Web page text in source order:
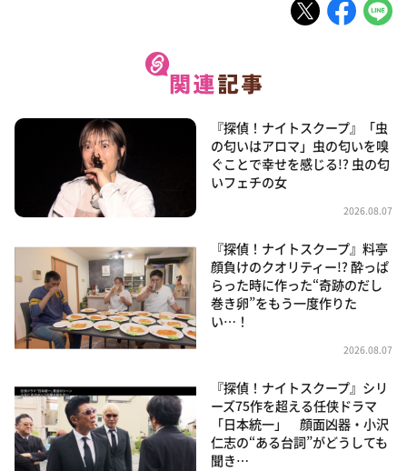
『探偵！ナイトスクープ』「虫
の匂いはアロマ」虫の匂いを嗅
ぐことで幸せを感じる!? 虫の匂
いフェチの女
2026.08.07
『探偵！ナイトスクープ』料亭
顔負けのクオリティー!? 酔っぱ
らった時に作った“奇跡のだし
巻き卵”をもう一度作りた
い…！
2026.08.07
『探偵！ナイトスクープ』シリ
ーズ75作を超える任侠ドラマ
「日本統一」 顔面凶器・小沢
仁志の“ある台詞”がどうしても
聞き…